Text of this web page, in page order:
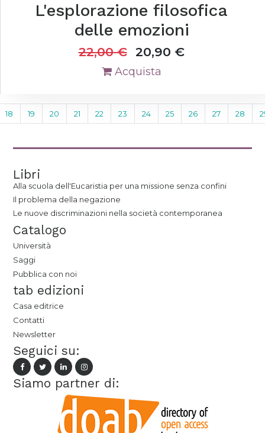
L'esplorazione filosofica
delle emozioni
22,00€ 20,90 €
Acquista
18 19 20 21 22 23 24 25 26 27 28
Libri
Alla scuola dell'Eucaristia per una missione senza confini
Il problema della negazione
Le nuove discriminazioni nella società contemporanea
Catalogo
Università
Saggi
Pubblica con noi
tab edizioni
Casa editrice
Contatti
Newsletter
Seguici su:
Siamo partner di: